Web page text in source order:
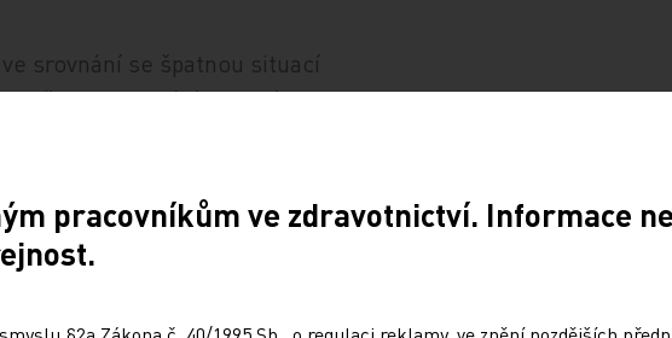
srovnání se špatnou situací
nachází v dobré kondici.
účtu má necelé čtyři miliardy
fond, v němž je aktuálně půl
značné míry postaral také pozitivní
celý systém zdravotního pojištění,
korun.
pracovníkům ve zdravotnictví. Informace